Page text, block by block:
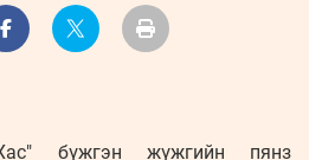
бүжгэн жүжгийн пянз